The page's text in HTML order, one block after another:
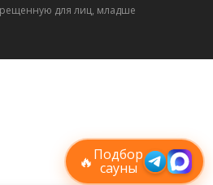
для лиц, младше
🔥Подбор
сауны
Подписывайтесь в Telegram или MAX —
пришлём свежие скидки